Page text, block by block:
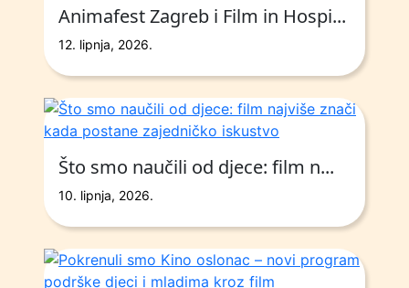
Animafest Zagreb i Film in Hospi...
12. lipnja, 2026.
Što smo naučili od djece: film n...
10. lipnja, 2026.